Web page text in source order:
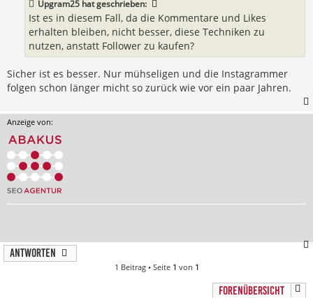
Upgram25 hat geschrieben:
Ist es in diesem Fall, da die Kommentare und Likes
erhalten bleiben, nicht besser, diese Techniken zu
nutzen, anstatt Follower zu kaufen?
Sicher ist es besser. Nur mühseligen und die Instagrammer
folgen schon länger micht so zurück wie vor ein paar Jahren.
Anzeige von:
Antworten
1 Beitrag • Seite 1 von 1
FORENÜBERSICHT